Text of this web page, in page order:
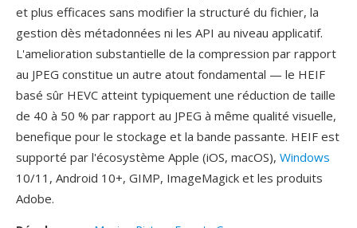
et plus efficaces sans modifier la structuré du fichier, la
gestion dès métadonnées ni les API au niveau applicatif.
L'amelioration substantielle de la compression par rapport
au JPEG constitue un autre atout fondamental — le HEIF
basé sûr HEVC atteint typiquement une réduction de taille
de 40 à 50 % par rapport au JPEG à même qualité visuelle,
benefique pour le stockage et la bande passante. HEIF est
supporté par l'écosystème Apple (iOS, macOS), Windows
10/11, Android 10+, GIMP, ImageMagick et les produits
Adobe.